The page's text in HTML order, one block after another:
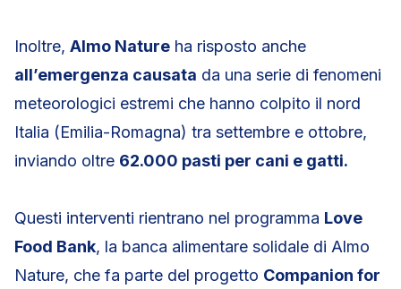
Inoltre, Almo Nature ha risposto anche
all’emergenza causata da una serie di fenomeni
meteorologici estremi che hanno colpito il nord
Italia (Emilia-Romagna) tra settembre e ottobre,
inviando oltre 62.000 pasti per cani e gatti.
Questi interventi rientrano nel programma Love
Food Bank, la banca alimentare solidale di Almo
Nature, che fa parte del progetto Companion for